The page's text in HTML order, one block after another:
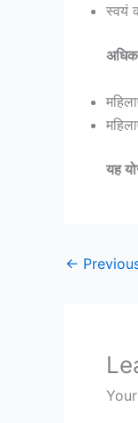
स्वयं
यह
←